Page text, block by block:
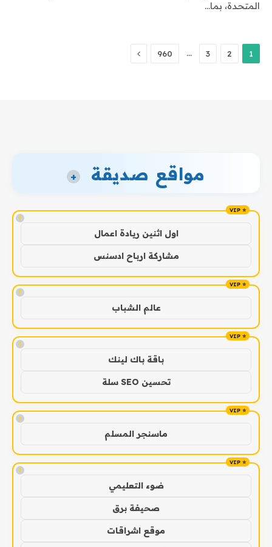
المتحدة، بما…
1
2
3
…
960 التالي
مواقع صديقة +
!
اول اثنين ريادة اعمال
مشاركة ارباح ادسنس
!
عالم الشباب
!
باقة باك لينك
تحسين SEO سلة
!
ماسنجر المسلم
!
ضوء التعليمي
صحيفة برق
موقع اشراقات